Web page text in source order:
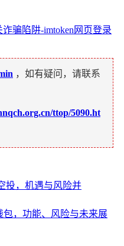
骗陷阱-imtoken网页登录
，如有疑问，请联系
ttop/5090.ht
投，机遇与风险并
包，功能、风险与未来展